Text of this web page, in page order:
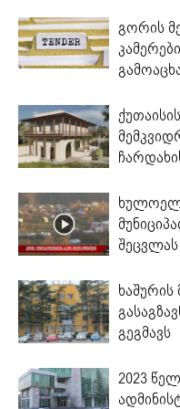
გორის
გეგმავს
2023